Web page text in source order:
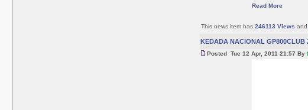
Read More
This news item has 246113 Views and
KEDADA NACIONAL GP800CLUB
Posted Tue 12 Apr, 2011 21:57 By